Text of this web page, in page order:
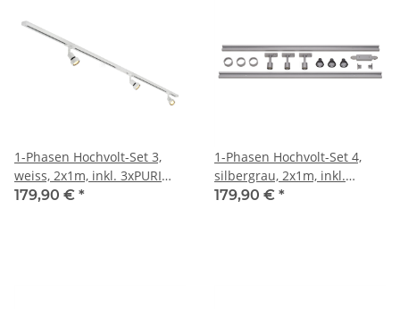
1-Phasen Hochvolt-Set 3,
weiss, 2x1m, inkl. 3xPURI
und LED Leuchtmittel 4,3W
179,90 € *
1-Phasen Hochvolt-Set 4,
silbergrau, 2x1m, inkl.
3xPURI und LED
179,90 € *